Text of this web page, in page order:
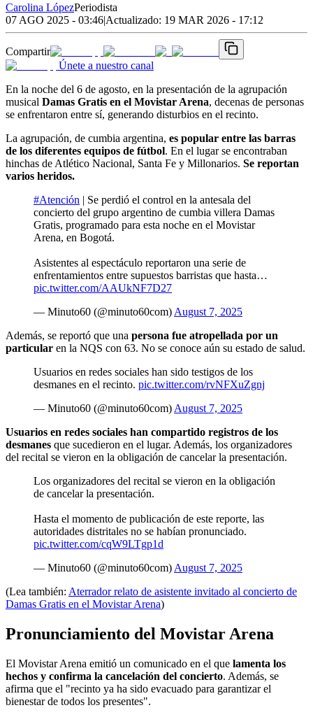
Carolina LópezPeriodista
07 AGO 2025 - 03:46|Actualizado: 19 MAR 2026 - 17:12
Compartir
Únete a nuestro canal
En la noche del 6 de agosto, en la presentación de la agrupación
musical Damas Gratis en el Movistar Arena, decenas de personas
se enfrentaron entre sí, generando disturbios en el recinto.
La agrupación, de cumbia argentina, es popular entre las barras
de los diferentes equipos de fútbol. En el lugar se encontraban
hinchas de Atlético Nacional, Santa Fe y Millonarios. Se reportan
varios heridos.
#Atención | Se perdió el control en la antesala del
concierto del grupo argentino de cumbia villera Damas
Gratis, programado para esta noche en el Movistar
Arena, en Bogotá.
Asistentes al espectáculo reportaron una serie de
enfrentamientos entre supuestos barristas que hasta…
pic.twitter.com/AAUkNF7D27
— Minuto60 (@minuto60com) August 7, 2025
Además, se reportó que una persona fue atropellada por un
particular en la NQS con 63. No se conoce aún su estado de salud.
Usuarios en redes sociales han sido testigos de los
desmanes en el recinto. pic.twitter.com/rvNFXuZgnj
— Minuto60 (@minuto60com) August 7, 2025
Usuarios en redes sociales han compartido registros de los
desmanes que sucedieron en el lugar. Además, los organizadores
del recital se vieron en la obligación de cancelar la presentación.
Los organizadores del recital se vieron en la obligación
de cancelar la presentación.
Hasta el momento de publicación de este reporte, las
autoridades distritales no se habían pronunciado.
pic.twitter.com/cqW9LTgp1d
— Minuto60 (@minuto60com) August 7, 2025
(Lea también: Aterrador relato de asistente invitado al concierto de
Damas Gratis en el Movistar Arena)
Pronunciamiento del Movistar Arena
El Movistar Arena emitió un comunicado en el que lamenta los
hechos y confirma la cancelación del concierto. Además, se
afirma que el "recinto ya ha sido evacuado para garantizar el
bienestar de todos los presentes".